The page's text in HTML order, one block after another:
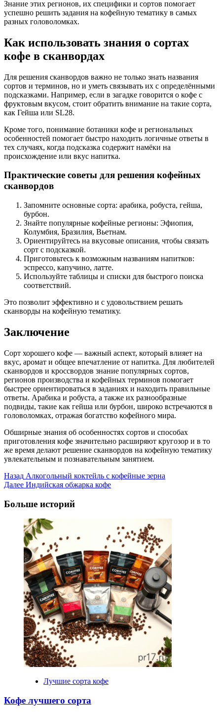
Знание этих регионов, их специфики и сортов помогает
успешно решить задания на кофейную тематику в самых
разных головоломках.
Как использовать знания о сортах
кофе в сканвордах
Для решения сканвордов важно не только знать названия
сортов и терминов, но и уметь связывать их с определёнными
подсказками. Например, если в загадке говорится о кофе с
фруктовым вкусом, стоит обратить внимание на такие сорта,
как Гейша или SL28.
Кроме того, понимание ботаники кофе и региональных
особенностей помогает быстро находить логичные ответы в
тех случаях, когда подсказка содержит намёки на
происхождение или вкус напитка.
Практические советы для решения кофейных
сканвордов
Запомните основные сорта: арабика, робуста, гейша,
бурбон.
Знайте популярные кофейные регионы: Эфиопия,
Колумбия, Бразилия, Вьетнам.
Ориентируйтесь на вкусовые описания, чтобы связать
сорт с подсказкой.
Приготовьтесь к возможным названиям напитков:
эспрессо, капучино, латте.
Используйте таблицы и списки для быстрого поиска
соответствий.
Это позволит эффективно и с удовольствием решать
сканворды на кофейную тематику.
Заключение
Сорт хорошего кофе — важный аспект, который влияет на
вкус, аромат и общее впечатление от напитка. Для любителей
сканвордов и кроссвордов знание популярных сортов,
регионов производства и кофейных терминов помогает
быстрее ориентироваться в заданиях и находить правильные
ответы. Арабика и робуста, а также их разнообразные
подвиды, такие как гейша или бурбон, широко встречаются в
головоломках, отражая богатство кофейного мира.
Обширные знания об особенностях сортов и способах
приготовления кофе значительно расширяют кругозор и в то
же время делают решение сканвордов на кофейную тематику
увлекательным и познавательным занятием.
Post
Navigation
Назад Алкогольный коктейль с кофейные зерна
Далее Индийская обжарка кофе
Больше историй
Лучшие сорта кофе
Кофе лучшего сорта